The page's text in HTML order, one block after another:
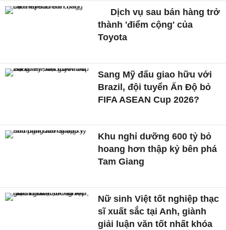
Dịch vụ sau bán hàng trở
thành 'điểm cộng' của
Toyota
Sang Mỹ đấu giao hữu với
Brazil, đội tuyển Ấn Độ bỏ
FIFA ASEAN Cup 2026?
Khu nghỉ dưỡng 600 tỷ bỏ
hoang hơn thập kỷ bên phá
Tam Giang
Nữ sinh Việt tốt nghiệp thạc
sĩ xuất sắc tại Anh, giành
giải luận văn tốt nhất khóa